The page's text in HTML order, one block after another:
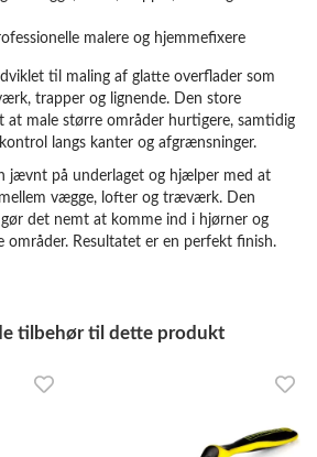
malere og hjemmefixere
til maling af glatte overflader som
trapper og lignende. Den store
at male større områder hurtigere, samtidig
langs kanter og afgrænsninger.
jævnt på underlaget og hjælper med at
vægge, lofter og træværk. Den
det nemt at komme ind i hjørner og
Resultatet er en perfekt finish.
tilbehør til dette produkt